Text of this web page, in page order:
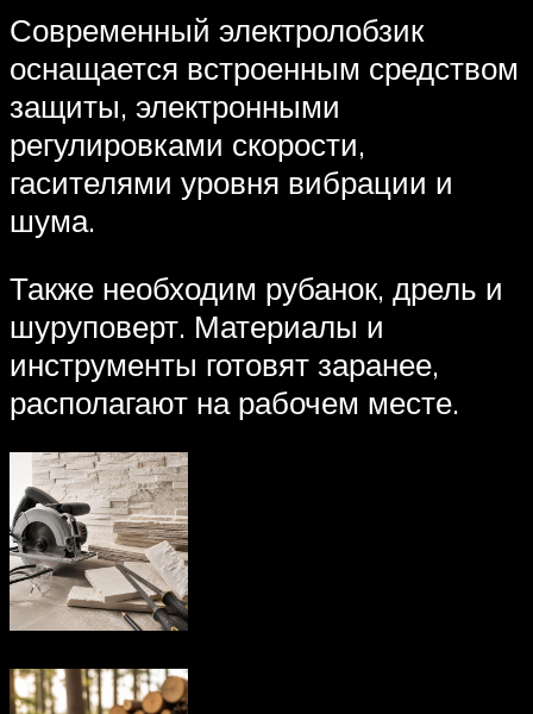
Современный электролобзик
оснащается встроенным средством
защиты, электронными
регулировками скорости,
гасителями уровня вибрации и
шума.
Также необходим рубанок, дрель и
шуруповерт. Материалы и
инструменты готовят заранее,
располагают на рабочем месте.